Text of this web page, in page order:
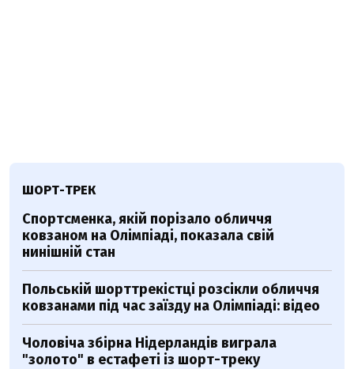
ШОРТ-ТРЕК
Спортсменка, якій порізало обличчя
ковзаном на Олімпіаді, показала свій
нинішній стан
Польській шорттрекістці розсікли обличчя
ковзанами під час заїзду на Олімпіаді: відео
Чоловіча збірна Нідерландів виграла
"золото" в естафеті із шорт-треку